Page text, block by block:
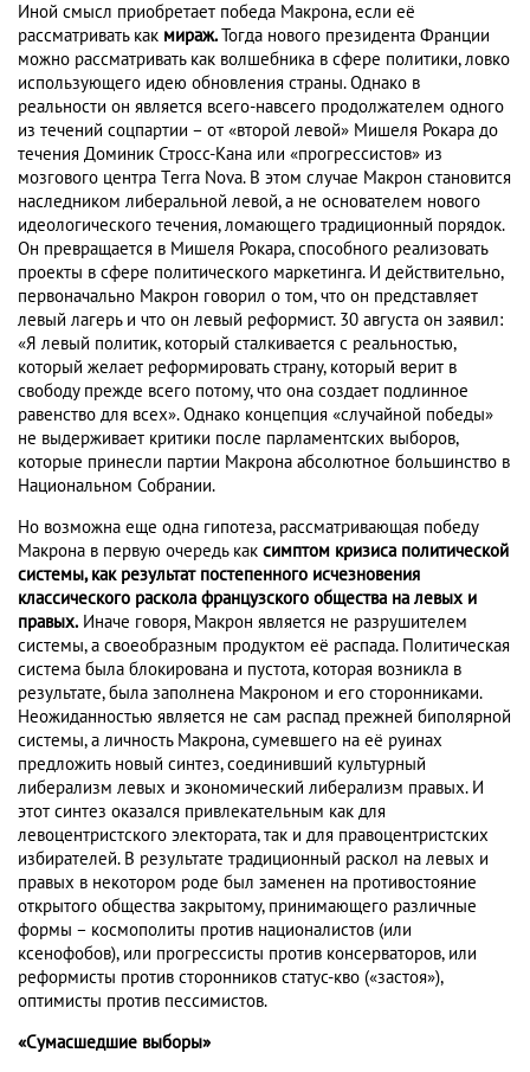
Иной смысл приобретает победа Макрона, если её
рассматривать как мираж.Тогда нового президента Франции
можно рассматривать как волшебника в сфере политики, ловко
использующего идею обновления страны. Однако в
реальности он является всего-навсего продолжателем одного
из течений соцпартии – от «второй левой» Мишеля Рокара до
течения Доминик Стросс-Кана или «прогрессистов» из
мозгового центра Тerra Nova. В этом случае Макрон становится
наследником либеральной левой, а не основателем нового
идеологического течения, ломающего традиционный порядок.
Он превращается в Мишеля Рокара, способного реализовать
проекты в сфере политического маркетинга. И действительно,
первоначально Макрон говорил о том, что он представляет
левый лагерь и что он левый реформист. 30 августа он заявил:
«Я левый политик, который сталкивается с реальностью,
который желает реформировать страну, который верит в
свободу прежде всего потому, что она создает подлинное
равенство для всех». Однако концепция «случайной победы»
не выдерживает критики после парламентских выборов,
которые принесли партии Макрона абсолютное большинство в
Национальном Собрании.
Но возможна еще одна гипотеза, рассматривающая победу
Макрона в первую очередь как симптом кризиса политической
системы, как результат постепенного исчезновения
классического раскола французского общества на левых и
правых. Иначе говоря, Макрон является не разрушителем
системы, а своеобразным продуктом её распада. Политическая
система была блокирована и пустота, которая возникла в
результате, была заполнена Макроном и его сторонниками.
Неожиданностью является не сам распад прежней биполярной
системы, а личность Макрона, сумевшего на её руинах
предложить новый синтез, соединивший культурный
либерализм левых и экономический либерализм правых. И
этот синтез оказался привлекательным как для
левоцентристского электората, так и для правоцентристских
избирателей. В результате традиционный раскол на левых и
правых в некотором роде был заменен на противостояние
открытого общества закрытому, принимающего различные
формы – космополиты против националистов (или
ксенофобов), или прогрессисты против консерваторов, или
реформисты против сторонников статус-кво («застоя»),
оптимисты против пессимистов.
«Сумасшедшие выборы»